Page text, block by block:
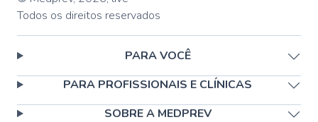
Todos os direitos reservados
PARA VOCÊ
PARA PROFISSIONAIS E CLÍNICAS
SOBRE A MEDPREV